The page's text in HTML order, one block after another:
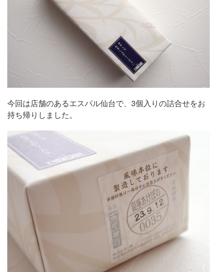
今回は店舗のあるエスパル仙台で、3個入りの詰合せをお
持ち帰りしました。